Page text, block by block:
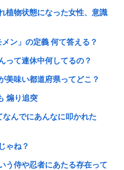
植物状態になった女性、意識
ン」の定義 何て答える？
って連休中何してるの？
美味い都道府県ってどこ？
煽り追突
んでにあんなに叩かれた
ゃね？
う侍や忍者にあたる存在って